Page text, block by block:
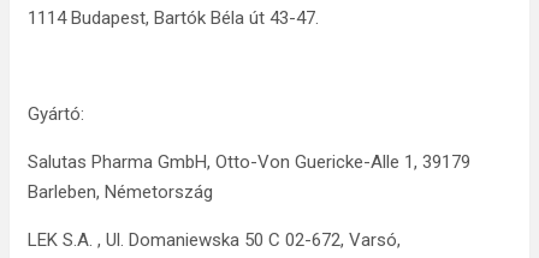
1114 Budapest, Bartók Béla út 43-47.
Gyártó:
Salutas Pharma GmbH, Otto-Von Guericke-Alle 1, 39179
Barleben, Németország
LEK S.A. , Ul. Domaniewska 50 C 02-672, Varsó,